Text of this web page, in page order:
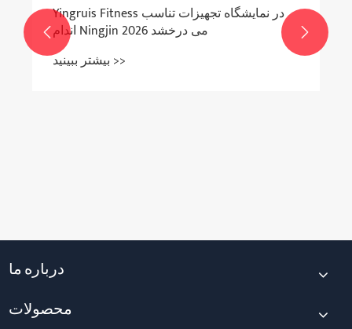
Yingruis Fitness در نمایشگاه تجهیزات تناسب
اندام Ningjin 2026 می درخشد
بیشتر ببینید >>
 
درباره ما
محصولات